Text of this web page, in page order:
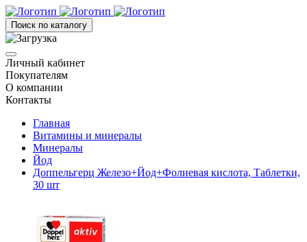
Поиск по каталогу
Личный кабинет
Покупателям
О компании
Контакты
Главная
Витамины и минералы
Минералы
Йод
Доппельгерц Железо+Йод+Фолиевая кислота, Таблетки,
30 шт